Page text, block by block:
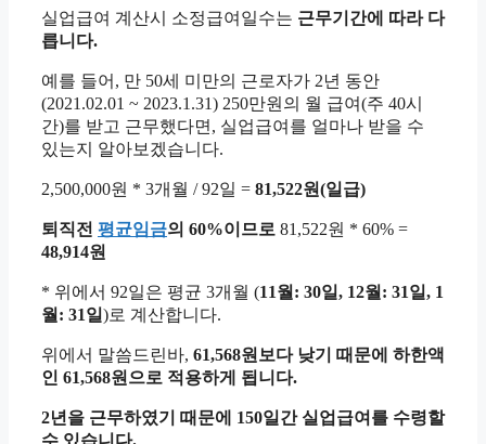
실업급여 계산시 소정급여일수는 근무기간에 따라 다
릅니다.
예를 들어, 만 50세 미만의 근로자가 2년 동안
(2021.02.01 ~ 2023.1.31) 250만원의 월 급여(주 40시
간)를 받고 근무했다면, 실업급여를 얼마나 받을 수
있는지 알아보겠습니다.
2,500,000원 * 3개월 / 92일 = 81,522원(일급)
퇴직전 평균임금의 60%이므로 81,522원 * 60% =
48,914원
* 위에서 92일은 평균 3개월 (11월: 30일, 12월: 31일, 1
월: 31일)로 계산합니다.
위에서 말씀드린바, 61,568원보다 낮기 때문에 하한액
인 61,568원으로 적용하게 됩니다.
2년을 근무하였기 때문에 150일간 실업급여를 수령할
수 있습니다.